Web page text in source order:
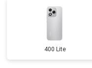
400 Lite